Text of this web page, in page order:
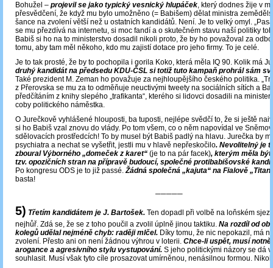
Bohužel – projevil se jako typický vesnický hlupáček, který dodnes žije v
přesvědčení, že když mu bylo umožněno (= Babišem) dělat ministra
šance na zvolení větší než u ostatních kandidátů. Není. Je to velký omyl.
se mu přezdívá na internetu, si moc fandí a o skutečném stavu naší politiky
Babiš si ho na to ministerstvo dosadil nikoli proto, že by ho považoval za
tomu, aby tam měl někoho, kdo mu zajistí dotace pro jeho firmy. To je celé.
Je to tak prosté, že by to pochopila i gorila Koko, která měla IQ 90. Kolik má
druhý kandidát na předsedu KDU-ČSL si totiž tuto kampaň prohrál sám
Také prezident M. Zeman ho považuje za nejhloupějšího českého politika.
z Přerovska se mu za to odměňuje neuctivými tweety na sociálních sítích a
předčítáním z knihy slepého „trafikanta“, kterého si lidovci dosadili na
coby politického náměstka.
O Jurečkově vyhlášené hlouposti, ba tuposti, nejlépe svědčí to, že si ještě
si ho Babiš vzal znovu do vlády. Po tom všem, co o něm napovídal ve
sdělovacích prostředcích! To by musel být Babiš padlý na hlavu. Jurečka by
psychiatra a nechat se vyšetřit, jestli mu v hlavě nepřeskočilo. Nevolitelný je
zboural Výborného „domeček z karet“ (je to na pár facek), kterým měla
tzv. opozičních stran na přípravě budoucí, společné protibabišovské
Po kongresu ODS je to již passé.Žádná společná „kajuta“ na Fialově
basta!
─────
5) Třetím kandidátem je J. Bartošek. Ten dopadl při volbě na loňském
nejhůř. Zdá se, že se z toho poučil a zvolil úplně jinou taktiku. Na rozdíl od
kolegů udělal nejméně chyb: raději mlčel. Díky tomu, že nic nepokazil, má
zvolení. Přesto ani on není žádnou výhrou v loterii. Chce-li uspět, musí
arogance a agresivního stylu vystupování. S jeho politickými názory se dá
souhlasit. Musí však tyto cíle prosazovat umírněnou, nenásilnou formou.